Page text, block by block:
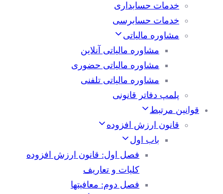
خدمات حسابداری
خدمات حسابرسی
مشاوره مالیاتی
مشاوره مالیاتی آنلاین
مشاوره مالیاتی حضوری
مشاوره مالیاتی تلفنی
پلمپ دفاتر قانونی
قوانین مرتبط
قانون ارزش افزوده
باب اول
فصل اول: قانون ارزش افزوده
کلیات و تعاریف
فصل دوم: معافیتها